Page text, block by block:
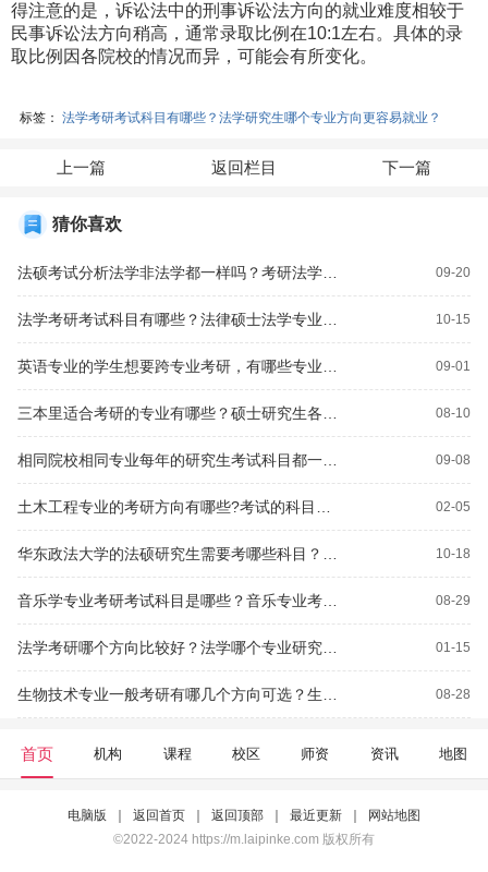
得注意的是，诉讼法中的刑事诉讼法方向的就业难度相较于
民事诉讼法方向稍高，通常录取比例在10:1左右。具体的录
取比例因各院校的情况而异，可能会有所变化。
标签： 法学考研考试科目有哪些？法学研究生哪个专业方向更容易就业？
上一篇 返回栏目 下一篇
猜你喜欢
09-20
10-15
09-01
08-10
09-08
02-05
10-18
08-29
01-15
08-28
首页 机构 课程 校区 师资 资讯 地图
电脑版 返回首页 返回顶部 最近更新
网站地图
©2022-2024 https://m.laipinke.com 版权所有